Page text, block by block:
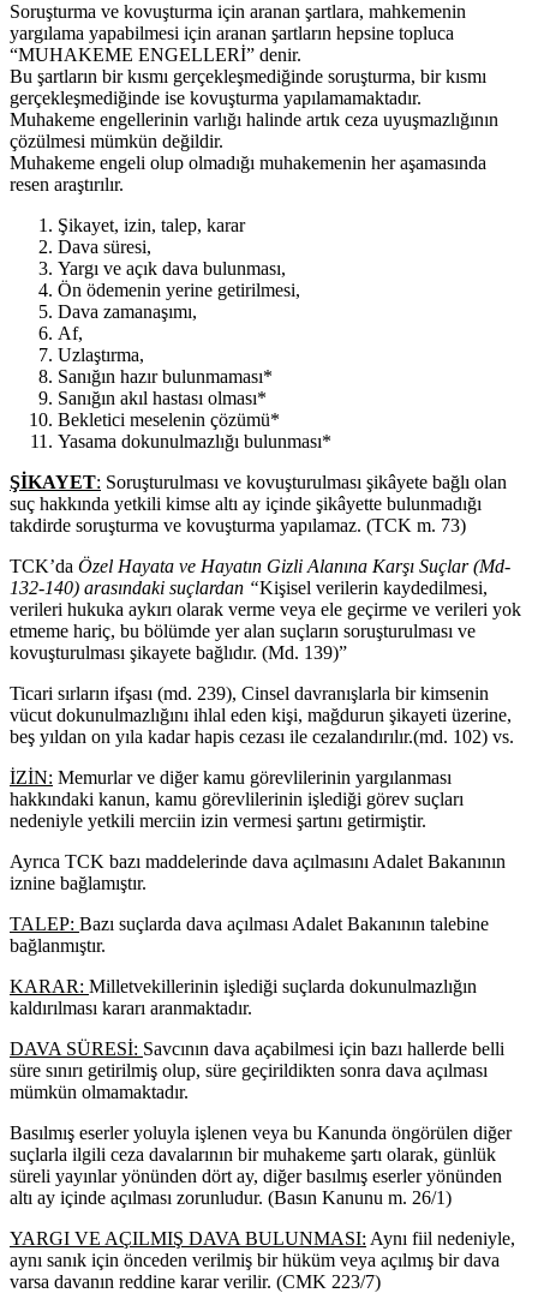
Soruşturma ve kovuşturma için aranan şartlara, mahkemenin
yargılama yapabilmesi için aranan şartların hepsine topluca
“MUHAKEME ENGELLERİ” denir.
Bu şartların bir kısmı gerçekleşmediğinde soruşturma, bir kısmı
gerçekleşmediğinde ise kovuşturma yapılamamaktadır.
Muhakeme engellerinin varlığı halinde artık ceza uyuşmazlığının
çözülmesi mümkün değildir.
Muhakeme engeli olup olmadığı muhakemenin her aşamasında
resen araştırılır.
Şikayet, izin, talep, karar
Dava süresi,
Yargı ve açık dava bulunması,
Ön ödemenin yerine getirilmesi,
Dava zamanaşımı,
Af,
Uzlaştırma,
Sanığın hazır bulunmaması*
Sanığın akıl hastası olması*
Bekletici meselenin çözümü*
Yasama dokunulmazlığı bulunması*
ŞİKAYET: Soruşturulması ve kovuşturulması şikâyete bağlı olan
suç hakkında yetkili kimse altı ay içinde şikâyette bulunmadığı
takdirde soruşturma ve kovuşturma yapılamaz. (TCK m. 73)
TCK’da Özel Hayata ve Hayatın Gizli Alanına Karşı Suçlar (Md-
132-140) arasındaki suçlardan “Kişisel verilerin kaydedilmesi,
verileri hukuka aykırı olarak verme veya ele geçirme ve verileri yok
etmeme hariç, bu bölümde yer alan suçların soruşturulması ve
kovuşturulması şikayete bağlıdır. (Md. 139)”
Ticari sırların ifşası (md. 239), Cinsel davranışlarla bir kimsenin
vücut dokunulmazlığını ihlal eden kişi, mağdurun şikayeti üzerine,
beş yıldan on yıla kadar hapis cezası ile cezalandırılır.(md. 102) vs.
İZİN: Memurlar ve diğer kamu görevlilerinin yargılanması
hakkındaki kanun, kamu görevlilerinin işlediği görev suçları
nedeniyle yetkili merciin izin vermesi şartını getirmiştir.
Ayrıca TCK bazı maddelerinde dava açılmasını Adalet Bakanının
iznine bağlamıştır.
TALEP: Bazı suçlarda dava açılması Adalet Bakanının talebine
bağlanmıştır.
KARAR: Milletvekillerinin işlediği suçlarda dokunulmazlığın
kaldırılması kararı aranmaktadır.
DAVA SÜRESİ: Savcının dava açabilmesi için bazı hallerde belli
süre sınırı getirilmiş olup, süre geçirildikten sonra dava açılması
mümkün olmamaktadır.
Basılmış eserler yoluyla işlenen veya bu Kanunda öngörülen diğer
suçlarla ilgili ceza davalarının bir muhakeme şartı olarak, günlük
süreli yayınlar yönünden dört ay, diğer basılmış eserler yönünden
altı ay içinde açılması zorunludur. (Basın Kanunu m. 26/1)
YARGI VE AÇILMIŞ DAVA BULUNMASI: Aynı fiil nedeniyle,
aynı sanık için önceden verilmiş bir hüküm veya açılmış bir dava
varsa davanın reddine karar verilir. (CMK 223/7)